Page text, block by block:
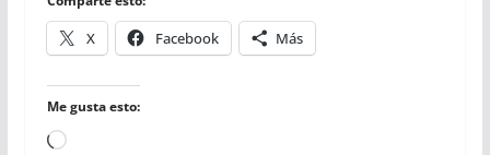
X Facebook Más
Me gusta esto:
Cargando...